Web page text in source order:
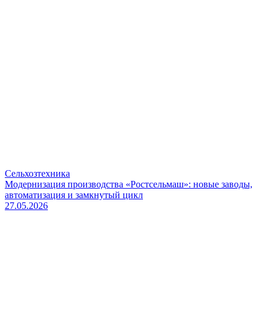
Сельхозтехника
Модернизация производства «Ростсельмаш»: новые заводы,
автоматизация и замкнутый цикл
27.05.2026